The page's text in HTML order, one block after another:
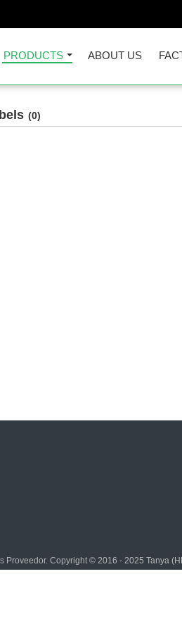
PRODUCTS ABOUT US
(0)
Proveedor. Copyright © 2016 - 2025 Tanya